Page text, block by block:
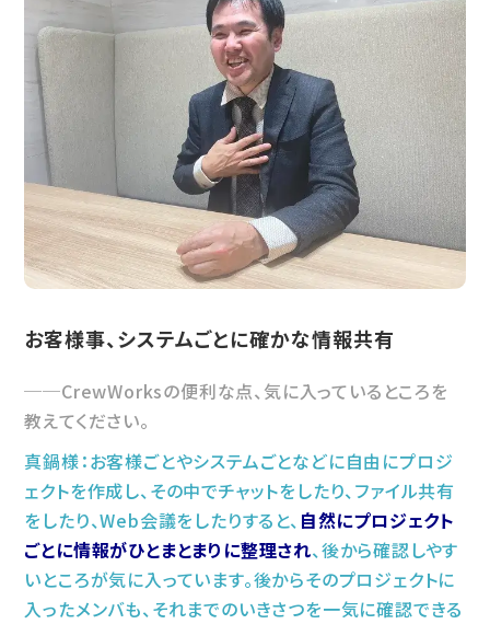
お客様事、システムごとに確かな情報共有
CrewWorksの便利な点、気に入っているところを
教えてください。
真鍋様：お客様ごとやシステムごとなどに自由にプロジ
ェクトを作成し、その中でチャットをしたり、ファイル共有
をしたり、Web会議をしたりすると、 自然にプロジェクト
ごとに情報がひとまとまりに整理され、後から確認しやす
いところが気に入っています。後からそのプロジェクトに
入ったメンバも、それまでのいきさつを一気に確認できる